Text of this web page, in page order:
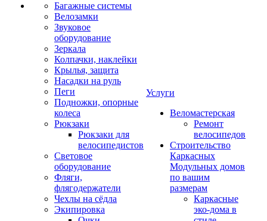
Багажные системы
Велозамки
Звуковое
оборудование
Зеркала
Колпачки, наклейки
Крылья, защита
Насадки на руль
Пеги
Подножки, опорные
колеса
Рюкзаки
Рюкзаки для
велосипедистов
Световое
оборудование
Фляги,
флягодержатели
Чехлы на сёдла
Экипировка
Услуги
Веломастерская
Ремонт
велосипедов
Строительство
Каркасных
Модульных домов
по вашим
размерам
Каркасные
эко-дома в